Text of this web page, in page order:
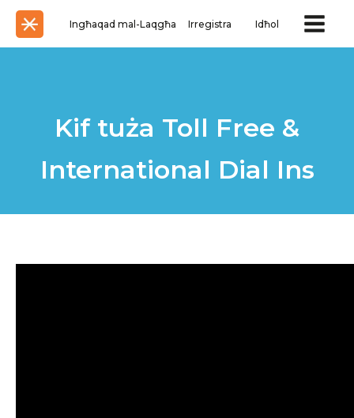
Ingħaqad mal-Laqgħa Irregistra Idħol
Kif tuża Toll Free &
International Dial Ins